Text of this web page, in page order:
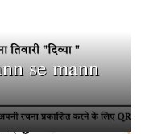
se mann